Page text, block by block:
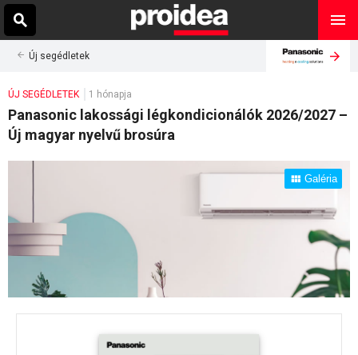
Új segédletek
ÚJ SEGÉDLETEK 1 hónapja
Panasonic lakossági légkondicionálók 2026/2027 –
Új magyar nyelvű brosúra
Galéria